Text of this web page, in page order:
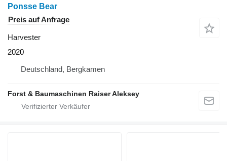
Ponsse Bear
Preis auf Anfrage
Harvester
2020
Deutschland, Bergkamen
Forst & Baumaschinen Raiser Aleksey